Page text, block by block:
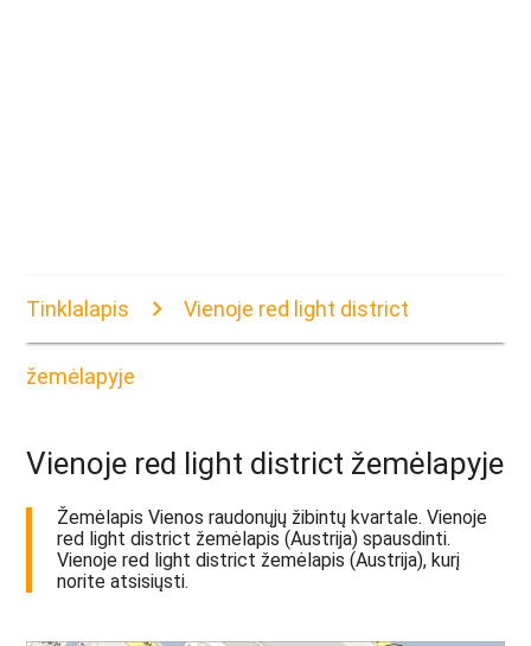
Tinklalapis Vienoje red light district
žemėlapyje
Vienoje red light district žemėlapyje
Žemėlapis Vienos raudonųjų žibintų kvartale. Vienoje
red light district žemėlapis (Austrija) spausdinti.
Vienoje red light district žemėlapis (Austrija), kurį
norite atsisiųsti.